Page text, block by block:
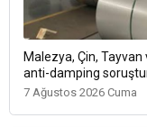
Malezya, Çin, Tayvan
anti-damping
7 Ağustos 2026 Cuma